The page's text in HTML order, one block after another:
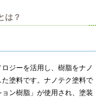
は？
ジーを活用し、樹脂をナノ
塗料です。ナノテク塗料で
ン樹脂」が使用され、塗装